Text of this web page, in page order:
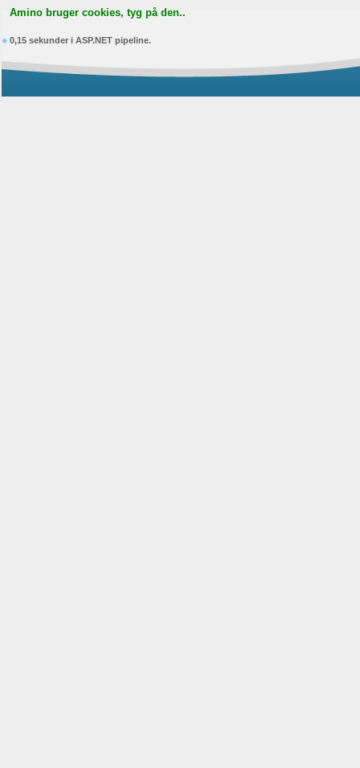
Amino bruger cookies, tyg på den..
0,15 sekunder i ASP.NET pipeline.